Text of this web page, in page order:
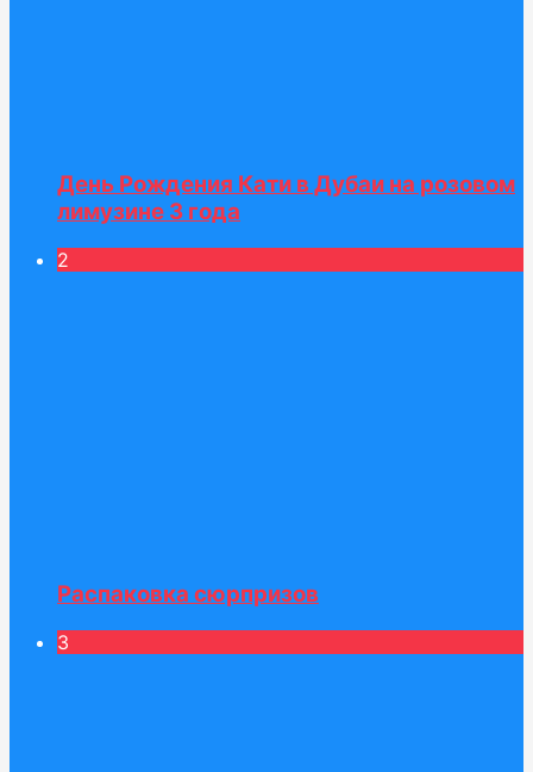
День Рождения Кати в Дубаи на розовом
лимузине 3 года
2
Распаковка сюрпризов
3